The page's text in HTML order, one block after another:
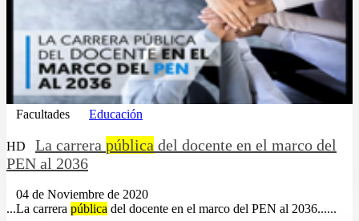
Facultades Educación
HD La carrera pública del docente en el marco del
PEN al 2036
04 de Noviembre de 2020
...La carrera pública del docente en el marco del PEN al 2036......